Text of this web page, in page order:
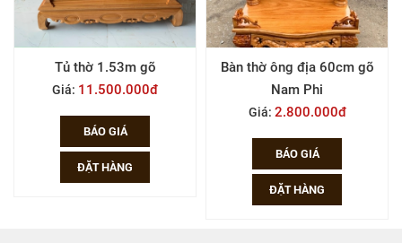
Bàn thờ ông địa 60cm gõ
Nam Phi
BÁO GIÁ
Sập cúng rồng gỗ gõ Nam
Phi
Giá:Liên hệ
BÁO GIÁ
ĐẶT HÀNG